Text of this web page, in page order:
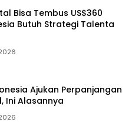
Bisa Tembus US$360
Butuh Strategi Talenta
Ajukan Perpanjangan
Ini Alasannya